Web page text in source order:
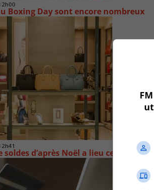
Boxing Day sont encore nombreux
d’après Noël a lieu ce lundi